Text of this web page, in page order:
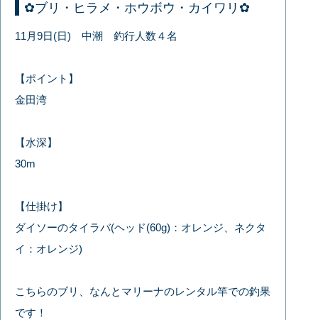
✿ブリ・ヒラメ・ホウボウ・カイワリ✿
11月9日(日) 中潮 釣行人数４名
【ポイント】
金田湾
【水深】
30m
【仕掛け】
ダイソーのタイラバ(ヘッド(60g)：オレンジ、ネクタ
イ：オレンジ)
こちらのブリ、なんとマリーナのレンタル竿での釣果
です！